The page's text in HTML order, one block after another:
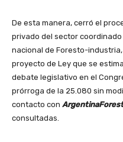
De esta manera, cerró el
privado del sector
nacional de Foresto-industria,
proyecto de Ley que se
debate legislativo en el
prórroga de la 25.080 sin
contacto con
consultadas.